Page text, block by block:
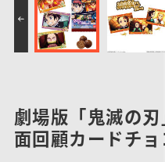
PROJECT R.E.D.・
スーパー戦隊シリー
ズ
ポケッ
つりグミ
劇場版「鬼滅の
面回顧カードチ